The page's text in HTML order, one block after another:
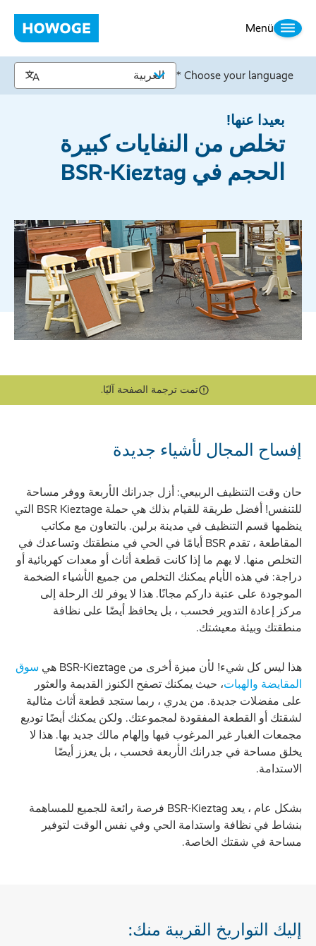
Menü
Choose your language *
بعيدا عنها!
تخلص من النفايات كبيرة
الحجم في BSR-Kieztag
تمت ترجمة الصفحة آليًا.
إفساح المجال لأشياء جديدة
حان وقت التنظيف الربيعي: أزل جدرانك الأربعة ووفر مساحة
للتنفس! أفضل طريقة للقيام بذلك هي حملة BSR Kieztage التي
ينظمها قسم التنظيف في مدينة برلين. بالتعاون مع مكاتب
المقاطعة ، تقدم BSR أيامًا في الحي في منطقتك وتساعدك في
التخلص منها. لا يهم ما إذا كانت قطعة أثاث أو معدات كهربائية أو
دراجة: في هذه الأيام يمكنك التخلص من جميع الأشياء الضخمة
الموجودة على عتبة داركم مجانًا. هذا لا يوفر لك الرحلة إلى
مركز إعادة التدوير فحسب ، بل يحافظ أيضًا على نظافة
منطقتك وبيئة معيشتك.
هذا ليس كل شيء! لأن ميزة أخرى من BSR-Kieztage هي
سوق
المقايضة والهبات، حيث يمكنك تصفح الكنوز القديمة والعثور
على مفضلات جديدة. من يدري ، ربما ستجد قطعة أثاث مثالية
لشقتك أو القطعة المفقودة لمجموعتك. ولكن يمكنك أيضًا توديع
مجمعات الغبار غير المرغوب فيها وإلهام مالك جديد بها. هذا لا
يخلق مساحة في جدرانك الأربعة فحسب ، بل يعزز أيضًا
الاستدامة.
بشكل عام ، يعد BSR-Kieztag فرصة رائعة للجميع للمساهمة
بنشاط في نظافة واستدامة الحي وفي نفس الوقت لتوفير
مساحة في شقتك الخاصة.
إليك التواريخ القريبة منك: